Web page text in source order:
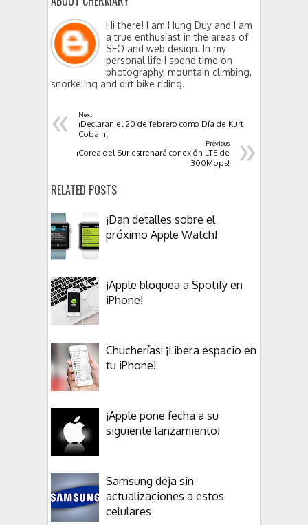
Hi there! I am Hung Duy and I am
a true enthusiast in the areas of
SEO and web design. In my
personal life I spend time on
photography, mountain climbing,
snorkeling and dirt bike riding.
« Next
¡Declaran el 20 de febrero como Día de Kurt
Cobain!
»
Previous
¡Corea del Sur estrenará conexión LTE de
300Mbps!
RELATED POSTS
¡Dan detalles sobre el
próximo Apple Watch!
¡Apple bloquea a Spotify en
iPhone!
Chucherías: ¡Libera espacio en
tu iPhone!
¡Apple pone fecha a su
siguiente lanzamiento!
Samsung deja sin
actualizaciones a estos
celulares